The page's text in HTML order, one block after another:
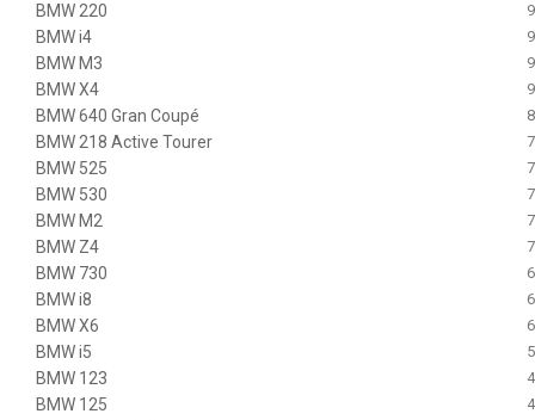
BMW 220 9
BMW i4 9
BMW M3 9
BMW X4 9
BMW 640 Gran Coupé 8
BMW 218 Active Tourer 7
BMW 525 7
BMW 530 7
BMW M2 7
BMW Z4 7
BMW 730 6
BMW i8 6
BMW X6 6
BMW i5 5
BMW 123 4
BMW 125 4